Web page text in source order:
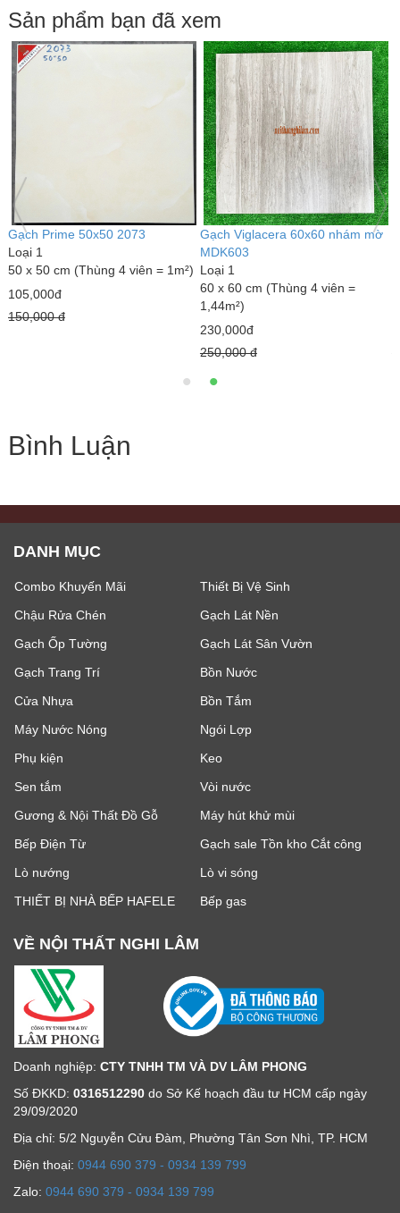
Sản phẩm bạn đã xem
Gạch Prime 50x50 2073
Loại 1
50 x 50 cm (Thùng 4 viên = 1m²)
105,000đ
150,000 đ
Gạch Viglacera 60x60 nhám mờ
MDK603
Loại 1
60 x 60 cm (Thùng 4 viên =
1,44m²)
230,000đ
250,000 đ
Bình Luận
DANH MỤC
Combo Khuyến Mãi
Thiết Bị Vệ Sinh
Chậu Rửa Chén
Gạch Lát Nền
Gạch Ốp Tường
Gạch Lát Sân Vườn
Gạch Trang Trí
Bồn Nước
Cửa Nhựa
Bồn Tắm
Máy Nước Nóng
Ngói Lợp
Phụ kiện
Keo
Sen tắm
Vòi nước
Gương & Nội Thất Đồ Gỗ
Máy hút khử mùi
Bếp Điện Từ
Gạch sale Tồn kho Cắt công
Lò nướng
Lò vi sóng
THIẾT BỊ NHÀ BẾP HAFELE
Bếp gas
VỀ NỘI THẤT NGHI LÂM
Doanh nghiệp: CTY TNHH TM VÀ DV LÂM PHONG
Số ĐKKD: 0316512290 do Sở Kế hoạch đầu tư HCM cấp ngày
29/09/2020
Địa chỉ: 5/2 Nguyễn Cửu Đàm, Phường Tân Sơn Nhì, TP. HCM
Ðiện thoại: 0944 690 379 - 0934 139 799
Zalo: 0944 690 379 - 0934 139 799